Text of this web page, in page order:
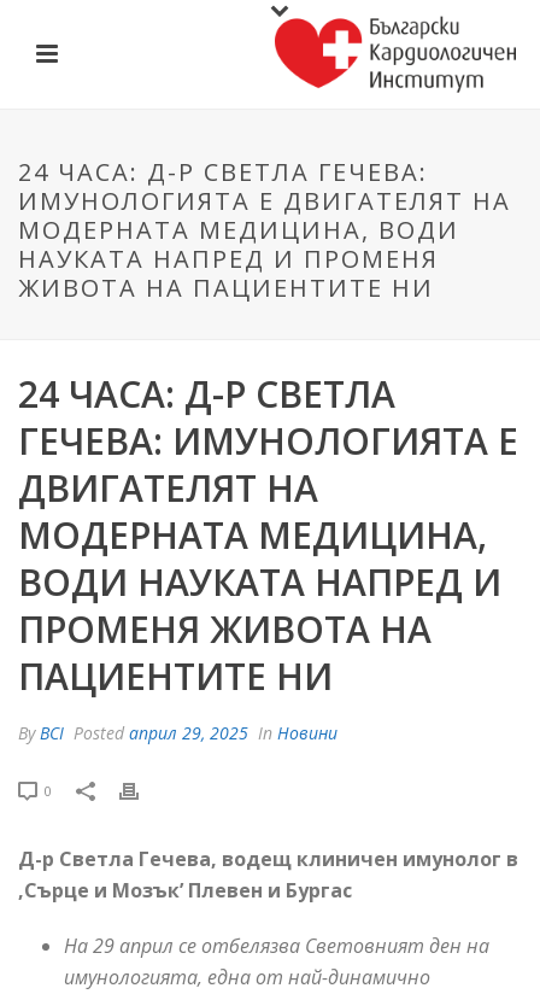
24 ЧАСА: Д-Р СВЕТЛА ГЕЧЕВА:
ИМУНОЛОГИЯТА Е ДВИГАТЕЛЯТ НА
МОДЕРНАТА МЕДИЦИНА, ВОДИ
НАУКАТА НАПРЕД И ПРОМЕНЯ
ЖИВОТА НА ПАЦИЕНТИТЕ НИ
24 ЧАСА: Д-Р СВЕТЛА
ГЕЧЕВА: ИМУНОЛОГИЯТА Е
ДВИГАТЕЛЯТ НА
МОДЕРНАТА МЕДИЦИНА,
ВОДИ НАУКАТА НАПРЕД И
ПРОМЕНЯ ЖИВОТА НА
ПАЦИЕНТИТЕ НИ
ByBCI Posted април 29, 2025 In Новини
0
Д-р Светла Гечева, водещ клиничен имунолог в
,Сърце и Мозък’ Плевен и Бургас
На 29 април се отбелязва Световният ден на
имунологията, една от най-динамично